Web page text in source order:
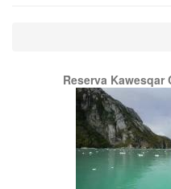
Reserva Kawesqar